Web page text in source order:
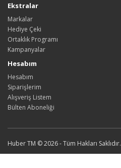
Ekstralar
Markalar
Hediye Çeki
Ortaklık Programı
Kampanyalar
Hesabım
Hesabım
Siparişlerim
Alışveriş Listem
Bülten Aboneliği
Huber TM © 2026 - Tüm Hakları Saklıdır.